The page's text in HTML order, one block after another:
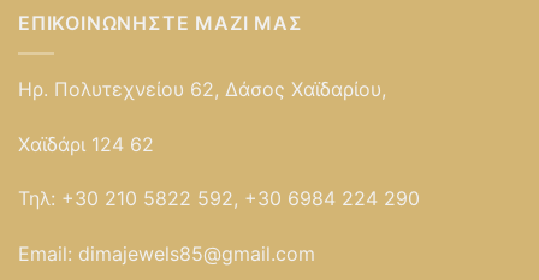
ΕΠΙΚΟΙΝΩΝΉΣΤΕ ΜΑΖΊ ΜΑΣ
Ηρ. Πολυτεχνείου 62, Δάσος Χαϊδαρίου,
Χαϊδάρι 124 62
Τηλ: +30 210 5822 592, +30 6984 224 290
Email: dimajewels85@gmail.com